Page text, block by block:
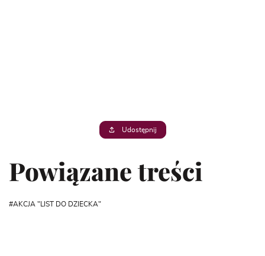
Udostępnij
Powiązane treści
AKCJA "LIST DO DZIECKA"